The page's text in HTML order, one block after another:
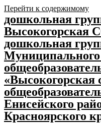
Перейти к содержимому
дошкольная
дошкольная
«Высокогорская
Енисейского
Красноярского